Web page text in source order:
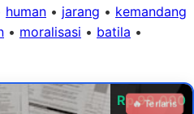
human • jarang • kemandang
• moralisasi • batila •
Rp 99.000
🔥 Terlaris